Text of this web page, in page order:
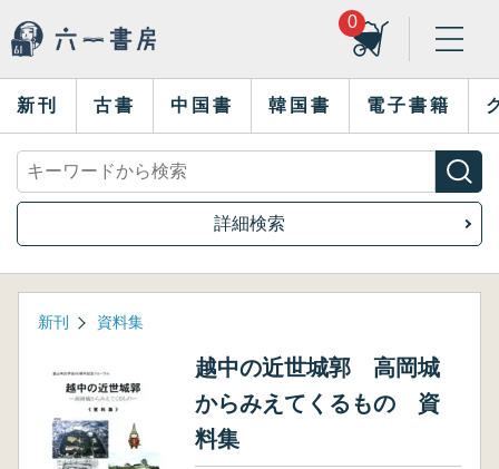
0
新刊 古書 中国書 韓国書 電子書籍
詳細検索
新刊 資料集
越中の近世城郭 高岡城
からみえてくるもの 資
料集